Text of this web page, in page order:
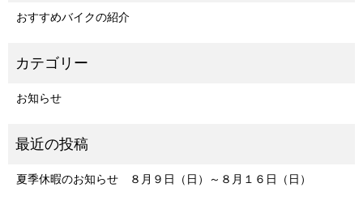
おすすめバイクの紹介
お知らせ
夏季休暇のお知らせ ８月９日（日）～８月１６日（日）